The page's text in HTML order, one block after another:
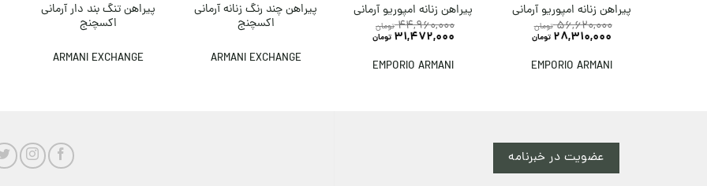
پیراهن زنانه امپوریو آرمانی
56,620,000 تومان
28,310,000 تومان
EMPORIO ARMANI
پیراهن زنانه امپوریو آرمانی
44,960,000 تومان
31,472,000 تومان
EMPORIO ARMANI
پیراهن چند رنگ زنانه آرمانی
اکسچنج
ARMANI EXCHANGE
پیراهن تنگ بند دار آرمانی
اکسچنج
ARMANI EXCHANGE
عضویت در خبرنامه